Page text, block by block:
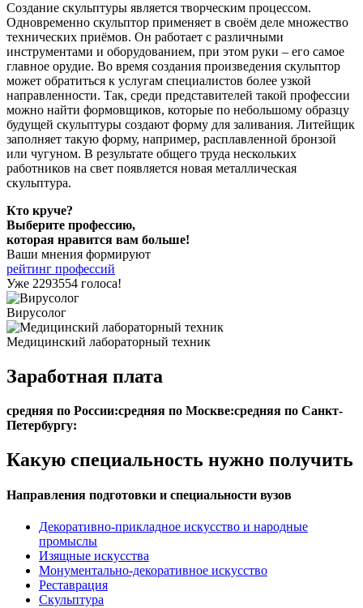
Создание скульптуры является творческим процессом.
Одновременно скульптор применяет в своём деле множество
технических приёмов. Он работает с различными
инструментами и оборудованием, при этом руки – его самое
главное орудие. Во время создания произведения скульптор
может обратиться к услугам специалистов более узкой
направленности. Так, среди представителей такой профессии
можно найти формовщиков, которые по небольшому образцу
будущей скульптуры создают форму для заливания. Литейщик
заполняет такую форму, например, расплавленной бронзой
или чугуном. В результате общего труда нескольких
работников на свет появляется новая металлическая
скульптура.
Кто круче?
Выберите профессию,
которая нравится вам больше!
Ваши мнения формируют
рейтинг профессий
Уже 2293554 голоса!
Вирусолог
Медицинский лабораторный техник
Заработная плата
средняя по России:средняя по Москве:средняя по Санкт-
Петербургу:
Какую специальность нужно получить
Направления подготовки и специальности вузов
Декоративно-прикладное искусство и народные
промыслы
Изящные искусства
Монументально-декоративное искусство
Реставрация
Скульптура